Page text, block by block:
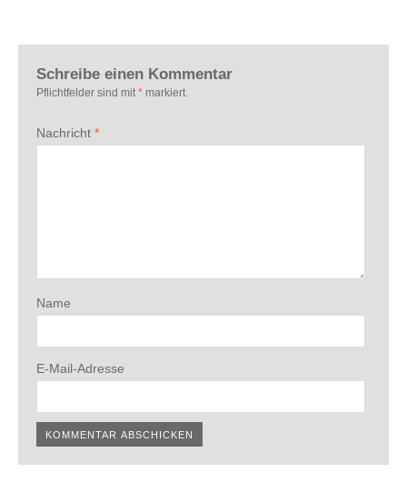
Schreibe einen Kommentar
Pflichtfelder sind mit * markiert.
Nachricht *
Name
E-Mail-Adresse